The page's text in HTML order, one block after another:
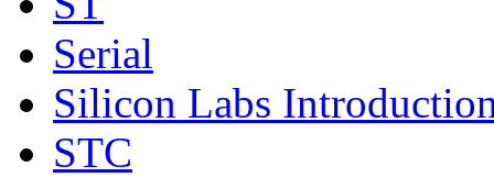
Serial
Silicon Labs
STC